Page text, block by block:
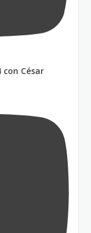
César